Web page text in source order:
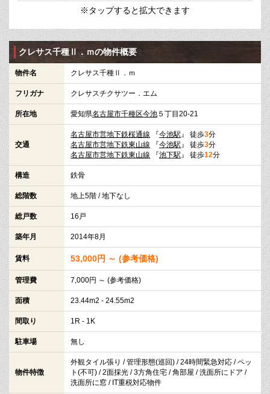
※タップすると拡大できます
クレサス千種Ⅱ．ｍの物件概要
物件名 クレサス千種Ⅱ．ｍ
フリガナ クレサスチクサツー．エム
所在地 愛知県名古屋市千種区今池 ５丁目20-21
交通
名古屋市営地下鉄桜通線 『今池駅 』 徒歩3分
名古屋市営地下鉄東山線 『今池駅 』 徒歩3分
名古屋市営地下鉄東山線 『池下駅 』 徒歩12分
構造 鉄骨
総階数 地上5階 / 地下なし
総戸数 16戸
築年月 2014年8月
賃料 53,000円 ～ (参考価格)
管理費 7,000円 ～ (参考価格)
面積 23.44m2 - 24.55m2
間取り 1R - 1K
駐車場 無し
物件特徴
外観タイル張り / 管理形態(巡回) / 24時間緊急対応 / ペッ
ト(不可) / 2面採光 / 3方角住宅 / 角部屋 / 洗面所にドア /
洗面所に窓 / IT重税対応物件